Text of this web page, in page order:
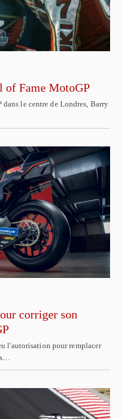
of Fame MotoGP
le centre de Londres, Barry
corriger son
l'autorisation pour remplacer